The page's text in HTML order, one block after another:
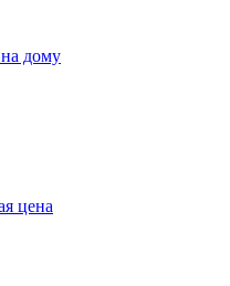
дому
цена